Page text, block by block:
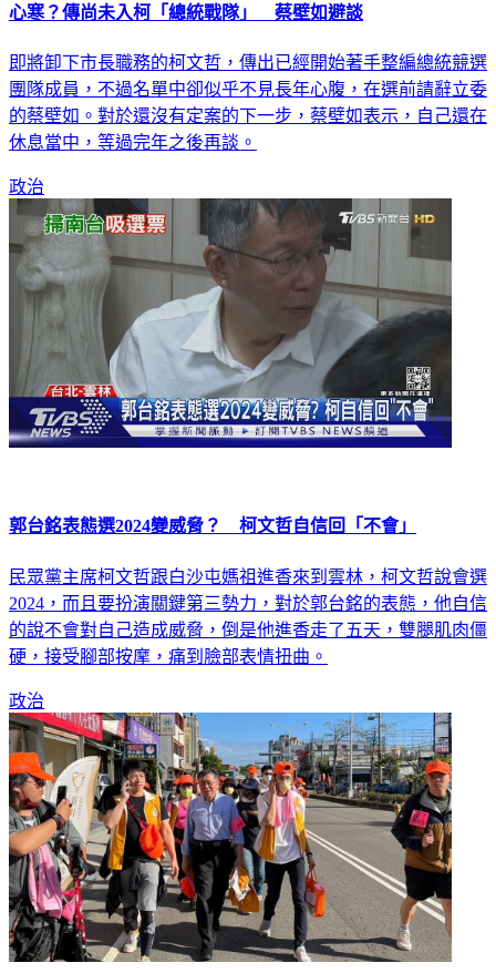
心寒？傳尚未入柯「總統戰隊」 蔡壁如避談
即將卸下市長職務的柯文哲，傳出已經開始著手整編總統競選
團隊成員，不過名單中卻似乎不見長年心腹，在選前請辭立委
的蔡壁如。對於還沒有定案的下一步，蔡壁如表示，自己還在
休息當中，等過完年之後再談。
政治
郭台銘表態選2024變威脅？ 柯文哲自信回「不會」
民眾黨主席柯文哲跟白沙屯媽祖進香來到雲林，柯文哲說會選
2024，而且要扮演關鍵第三勢力，對於郭台銘的表態，他自信
的說不會對自己造成威脅，倒是他進香走了五天，雙腿肌肉僵
硬，接受腳部按摩，痛到臉部表情扭曲。
政治